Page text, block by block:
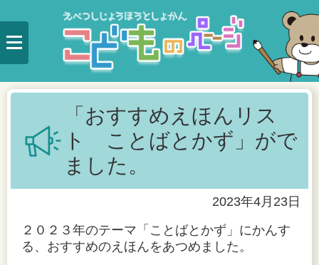
「おすすめえほんリス
ト ことばとかず」がで
ました。
2023年4月23日
２０２３年のテーマ「ことばとかず」にかんす
る、おすすめのえほんをあつめました。